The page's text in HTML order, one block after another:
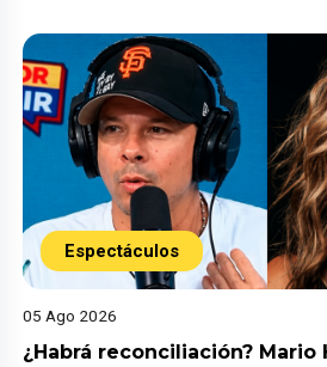
Espectáculos
05 Ago 2026
¿Habrá reconciliación?